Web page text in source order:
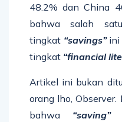
48.2% dan China
bahwa salah
tingkat “savings”ini
tingkat “financial
Artikel ini bukan
orang lho,
bahwa “saving”